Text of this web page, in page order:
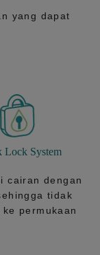
yang dapat
Lock System
cairan dengan
tidak
ke permukaan